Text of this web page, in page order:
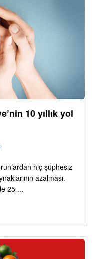
10 yıllık yol
hiç şüphesiz
azalması.
25 ...